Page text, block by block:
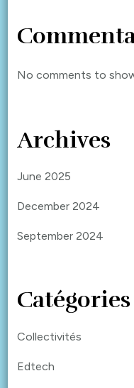
No comments to
Archives
June 2025
December 2024
September 2024
Catégories
Collectivités
Edtech